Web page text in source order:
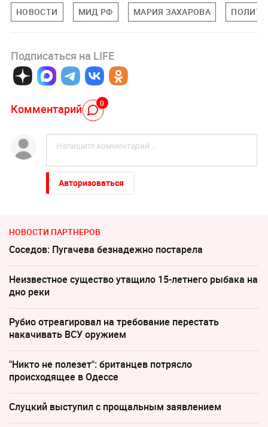
НОВОСТИ МИД РФ МАРИЯ ЗАХАРОВА
Подписаться на LIFE
Комментарий 0
Авторизоваться
НОВОСТИ ПАРТНЕРОВ
Соседов: Пугачева безнадежно постарела
Неизвестное существо утащило 15-летнего рыбака на
дно реки
Рубио отреагировал на требование перестать
накачивать ВСУ оружием
"Никто не полезет": британцев потрясло
происходящее в Одессе
Слуцкий выступил с прощальным заявлением